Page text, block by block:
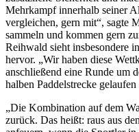
Mehrkampf innerhalb seiner
vergleichen, gern mit“, sagte
sammeln und kommen gern
Reihwald sieht insbesondere
hervor. „Wir haben diese
anschließend eine Runde um
halben Paddelstrecke
„Die Kombination auf dem
zurück. Das heißt: raus aus